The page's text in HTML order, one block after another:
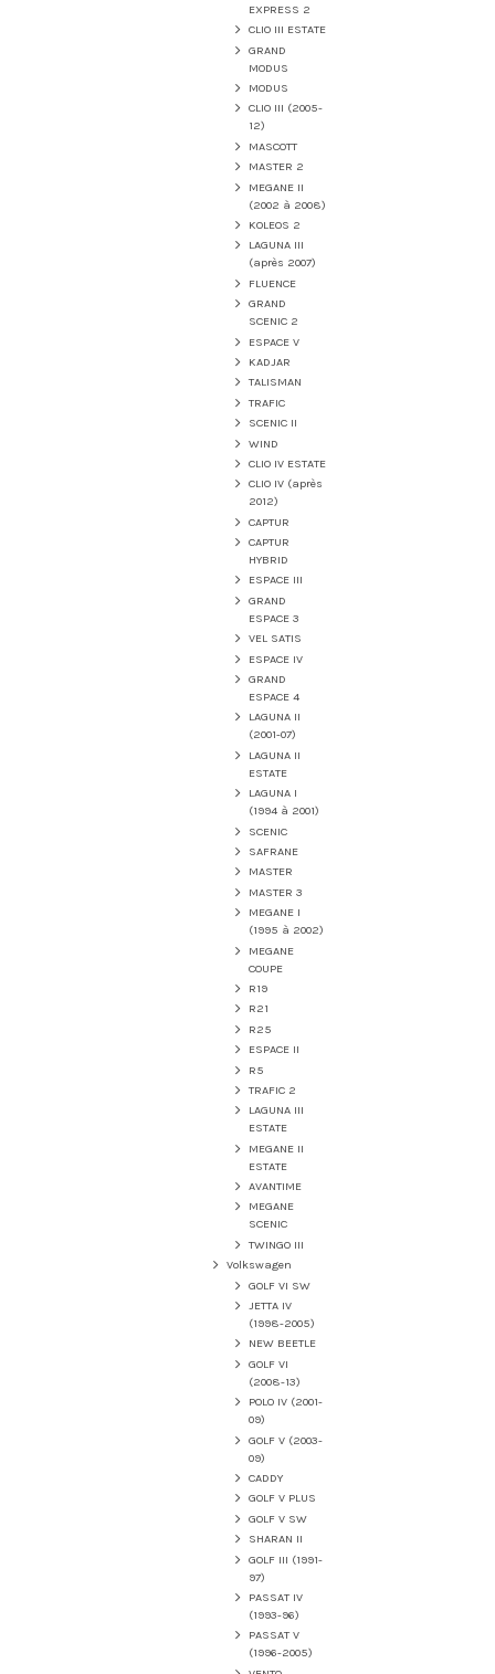
EXPRESS 2
CLIO III ESTATE
GRAND
MODUS
MODUS
CLIO III (2005-
12)
MASCOTT
MASTER 2
MEGANE II
(2002 à 2008)
KOLEOS 2
LAGUNA III
(après 2007)
FLUENCE
GRAND
SCENIC 2
ESPACE V
KADJAR
TALISMAN
TRAFIC
SCENIC II
WIND
CLIO IV ESTATE
CLIO IV (après
2012)
CAPTUR
CAPTUR
HYBRID
ESPACE III
GRAND
ESPACE 3
VEL SATIS
ESPACE IV
GRAND
ESPACE 4
LAGUNA II
(2001-07)
LAGUNA II
ESTATE
LAGUNA I
(1994 à 2001)
SCENIC
SAFRANE
MASTER
MASTER 3
MEGANE I
(1995 à 2002)
MEGANE
COUPE
R19
R21
R25
ESPACE II
R5
TRAFIC 2
LAGUNA III
ESTATE
MEGANE II
ESTATE
AVANTIME
MEGANE
SCENIC
TWINGO III
Volkswagen
GOLF VI SW
JETTA IV
(1998-2005)
NEW BEETLE
GOLF VI
(2008-13)
POLO IV (2001-
09)
GOLF V (2003-
09)
CADDY
GOLF V PLUS
GOLF V SW
SHARAN II
GOLF III (1991-
97)
PASSAT IV
(1993-96)
PASSAT V
(1996-2005)